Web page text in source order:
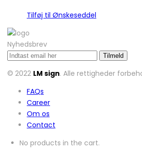
Tilføj til Ønskeseddel
Nyhedsbrev
© 2022 LM sign. Alle rettigheder
FAQs
Career
Om os
Contact
No products in the cart.